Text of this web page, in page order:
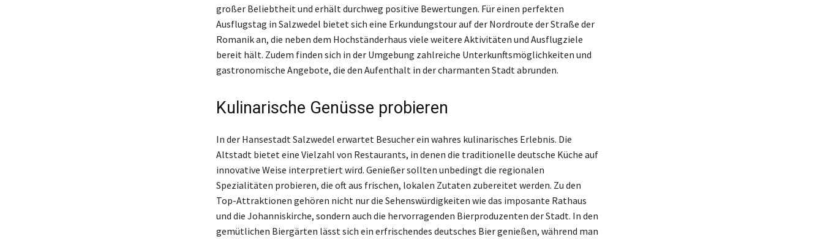
großer Beliebtheit und erhält durchweg positive Bewertungen. Für einen perfekten
Ausflugstag in Salzwedel bietet sich eine Erkundungstour auf der Nordroute der Straße der
Romanik an, die neben dem Hochständerhaus viele weitere Aktivitäten und Ausflugziele
bereit hält. Zudem finden sich in der Umgebung zahlreiche Unterkunftsmöglichkeiten und
gastronomische Angebote, die den Aufenthalt in der charmanten Stadt abrunden.
Kulinarische Genüsse probieren
In der Hansestadt Salzwedel erwartet Besucher ein wahres kulinarisches Erlebnis. Die
Altstadt bietet eine Vielzahl von Restaurants, in denen die traditionelle deutsche Küche auf
innovative Weise interpretiert wird. Genießer sollten unbedingt die regionalen
Spezialitäten probieren, die oft aus frischen, lokalen Zutaten zubereitet werden. Zu den
Top-Attraktionen gehören nicht nur die Sehenswürdigkeiten wie das imposante Rathaus
und die Johanniskirche, sondern auch die hervorragenden Bierproduzenten der Stadt. In den
gemütlichen Biergärten lässt sich ein erfrischendes deutsches Bier genießen, während man